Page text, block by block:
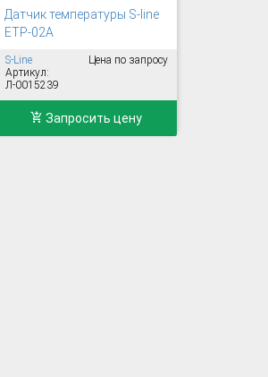
Датчик температуры S-line
ETP-02A
S-Line
Артикул:
Л-0015239
Цена по запросу
Запросить цену